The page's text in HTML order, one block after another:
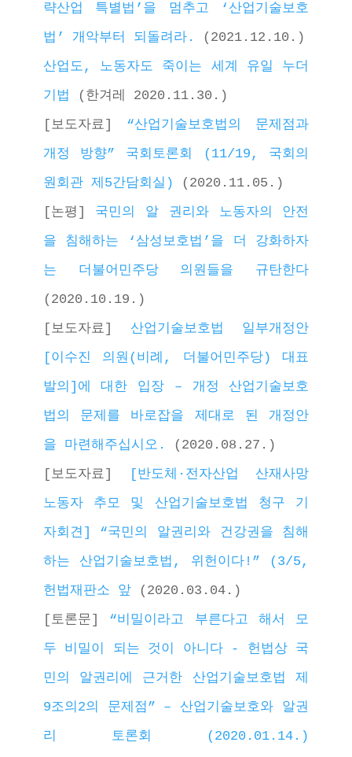
략산업 특별법’을 멈추고 ‘산업기술보호
법’ 개악부터 되돌려라.
(2021.12.10.)
산업도, 노동자도 죽이는 세계 유일 누더
기법 (한겨레 2020.11.30.)
[보도자료] “산업기술보호법의 문제점과
개정 방향” 국회토론회 (11/19, 국회의
원회관 제5간담회실) (2020.11.05.)
[논평] 국민의 알 권리와 노동자의 안전
을 침해하는 ‘삼성보호법’을 더 강화하자
는 더불어민주당 의원들을 규탄한다
(2020.10.19.)
[보도자료] 산업기술보호법 일부개정안
[이수진 의원(비례, 더불어민주당) 대표
발의]에 대한 입장 – 개정 산업기술보호
법의 문제를 바로잡을 제대로 된 개정안
을 마련해주십시오.
(2020.08.27.)
[보도자료]
[반도체·전자산업 산재사망
노동자 추모 및 산업기술보호법 청구 기
자회견] “국민의 알권리와 건강권을 침해
하는 산업기술보호법, 위헌이다!” (3/5,
헌법재판소 앞 (2020.03.04.)
[토론문] “비밀이라고 부른다고 해서 모
두 비밀이 되는 것이 아니다 - 헌법상 국
민의 알권리에 근거한 산업기술보호법 제
9조의2의 문제점” – 산업기술보호와 알권
리 토론회 (2020.01.14.)